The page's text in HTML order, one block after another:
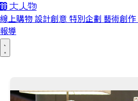
線上購物 設計創意 特別企劃 藝術創作
報導